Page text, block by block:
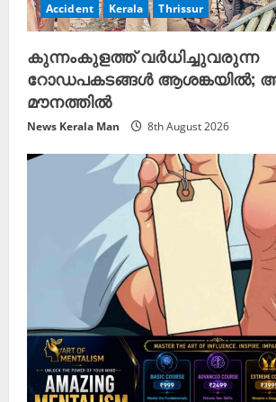
Accident Kerala Thrissur
കുന്നംകുളത്ത് വർധിച്ചുവരുന്ന
റോഡപകടങ്ങൾ ആശങ്കയിൽ;
മൗനത്തിൽ
News Kerala Man 8th August 2026